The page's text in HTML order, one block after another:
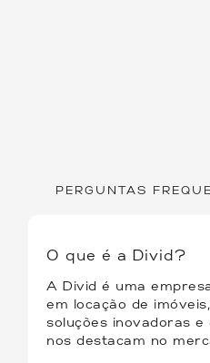
PERGUNTAS
O que é a Divid?
A Divid é uma
em locação de
soluções inovadoras e
nos destacam no